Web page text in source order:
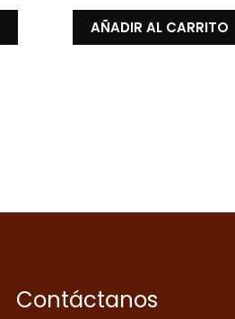
AÑADIR AL CARRITO
Contáctanos